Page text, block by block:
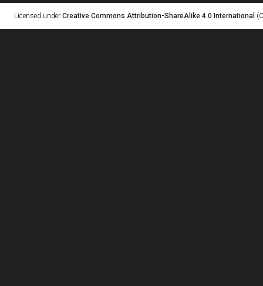
Licensed under Creative Commons Attribution-ShareAlike 4.0 International